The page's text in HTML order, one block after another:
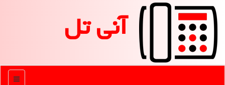
آنی تل
منو